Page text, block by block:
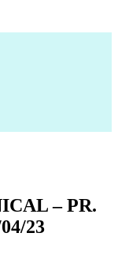
– PR.
23